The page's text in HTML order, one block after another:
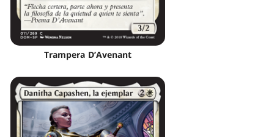
Trampera D’Avenant